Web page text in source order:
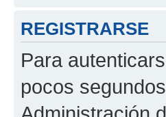
REGISTRARSE
Para
pocos